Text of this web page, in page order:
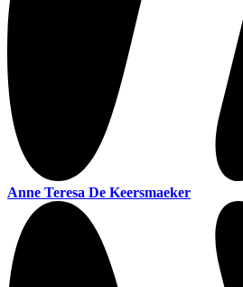
Anne Teresa De Keersmaeker